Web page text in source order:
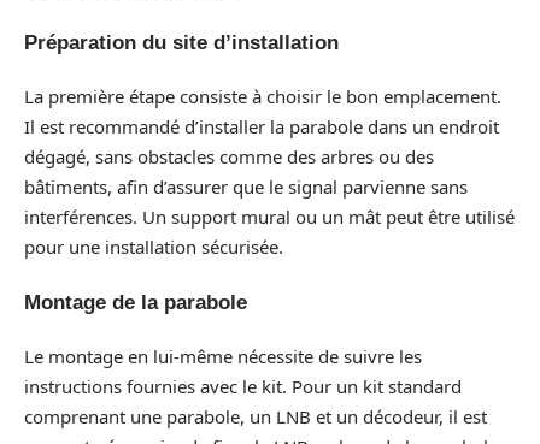
Préparation du site d’installation
La première étape consiste à choisir le bon emplacement.
Il est recommandé d’installer la parabole dans un endroit
dégagé, sans obstacles comme des arbres ou des
bâtiments, afin d’assurer que le signal parvienne sans
interférences. Un support mural ou un mât peut être utilisé
pour une installation sécurisée.
Montage de la parabole
Le montage en lui-même nécessite de suivre les
instructions fournies avec le kit. Pour un kit standard
comprenant une parabole, un LNB et un décodeur, il est